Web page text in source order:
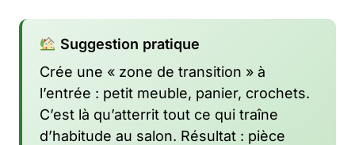
Suggestion pratique
Crée une « zone de transition » à
l’entrée : petit meuble, panier, crochets.
C’est là qu’atterrit tout ce qui traîne
d’habitude au salon. Résultat : pièce